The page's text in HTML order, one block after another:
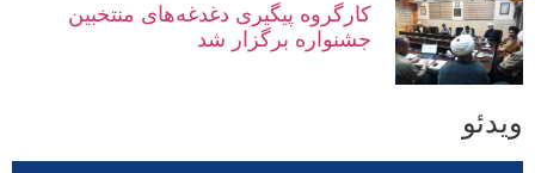
کارگروه پیگیری دغدغه‌های منتخبین
جشنواره برگزار شد
ویدئو